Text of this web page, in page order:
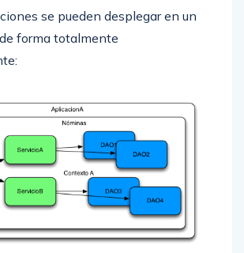
se pueden desplegar en un
forma totalmente